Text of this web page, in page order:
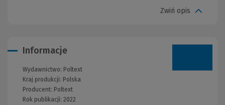
Zwiń opis
Informacje
Wydawnictwo: Poltext
Kraj produkcji: Polska
Producent: Poltext
Rok publikacji: 2022